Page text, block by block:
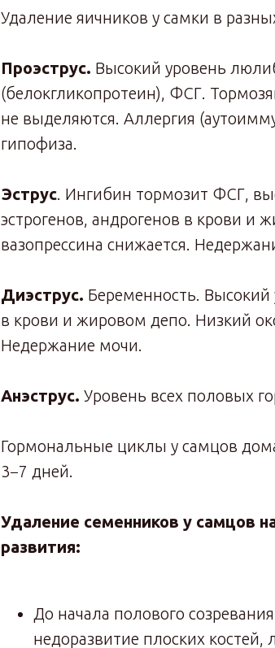
Удаление яичников у самки в
Проэструс. Высокий уровень
(белокгликопротеин), ФСГ.
не выделяются. Аллергия
гипофиза.
Эструс. Ингибин тормозит ФСГ,
эстрогенов, андрогенов в крови и
вазопрессина снижается.
Диэструс. Беременность. Высокий
в крови и жировом депо. Низкий
Недержание мочи.
Анэструс. Уровень всех половых
Гормональные циклы у самцов
3−7 дней.
Удаление семенников у самцов
развития:
До начала полового
недоразвитие плоских костей,